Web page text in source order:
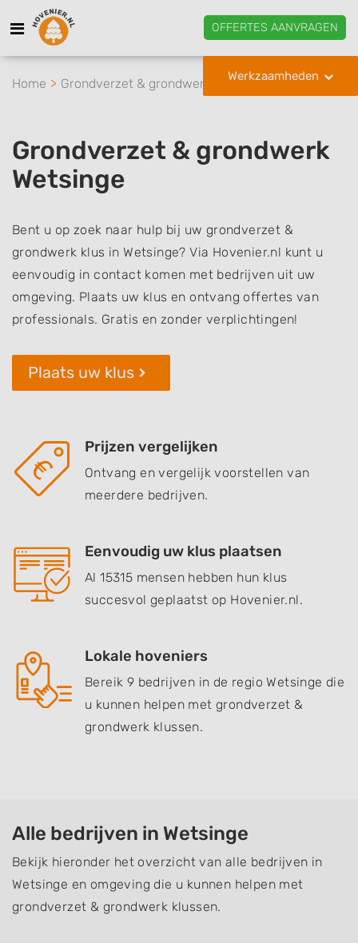
OFFERTES AANVRAGEN
Werkzaamheden
Home Grondverzet & grondwerk Wetsinge
Grondverzet & grondwerk
Wetsinge
Bent u op zoek naar hulp bij uw grondverzet &
grondwerk klus in Wetsinge? Via Hovenier.nl kunt u
eenvoudig in contact komen met bedrijven uit uw
omgeving. Plaats uw klus en ontvang offertes van
professionals. Gratis en zonder verplichtingen!
Plaats uw klus
Prijzen vergelijken
Ontvang en vergelijk voorstellen van
meerdere bedrijven.
Eenvoudig uw klus plaatsen
Al 15315 mensen hebben hun klus
succesvol geplaatst op Hovenier.nl.
Lokale hoveniers
Bereik 9 bedrijven in de regio Wetsinge die
u kunnen helpen met grondverzet &
grondwerk klussen.
Alle bedrijven in Wetsinge
Bekijk hieronder het overzicht van alle bedrijven in
Wetsinge en omgeving die u kunnen helpen met
grondverzet & grondwerk klussen.